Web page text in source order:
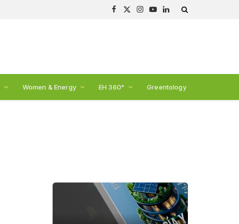
Facebook
X
Instagram
YouTubeLinkedIn
Women & Energy EH 360° Greentology